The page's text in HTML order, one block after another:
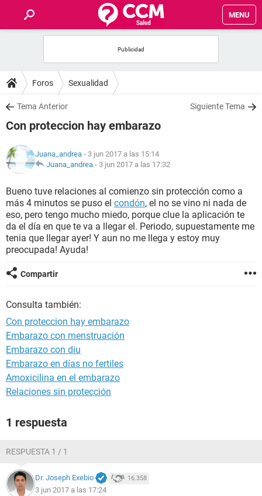
MENU
FOROS
SALUD
FAMILIA
NUTRICIÓN
BIENESTAR
SEXUALIDAD
GLOSARIO
Foros Sexualidad
Tema Anterior Siguiente Tema
Con proteccion hay embarazo
Juana_andrea - 3 jun 2017 a las 15:14
Juana_andrea - 3 jun 2017 a las 17:32
Bueno tuve relaciones al comienzo sin protección como a
más 4 minutos se puso el condón, el no se vino ni nada de
eso, pero tengo mucho miedo, porque clue la aplicación te
da el día en que te va a llegar el. Periodo, supuestamente me
tenia que llegar ayer! Y aun no me llega y estoy muy
preocupada! Ayuda!
Compartir
Consulta también:
Con proteccion hay embarazo
Embarazo con menstruación
Embarazo con diu
Embarazo en días no fertiles
Amoxicilina en el embarazo
Relaciones sin protección
1 respuesta
RESPUESTA 1 / 1
Dr. Joseph Exebio 16.358
3 jun 2017 a las 17:24